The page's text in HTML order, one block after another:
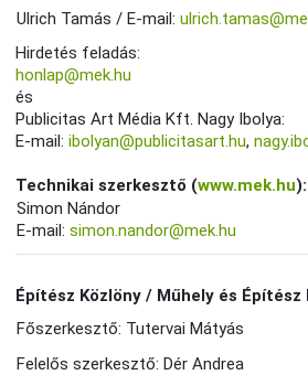
Ulrich Tamás / E-mail:
Hirdetés feladás:
honlap@mek.hu
és
Publicitas Art Média Kft. Nagy Ibolya:
E-mail:ibolyan@publicitasart.hu,
Technikai szerkesztő (www.mek.hu):
Simon Nándor
E-mail:simon.nandor@mek.hu
Építész Közlöny / Műhely és Építész
Főszerkesztő: Tutervai Mátyás
Felelős szerkesztő: Dér Andrea